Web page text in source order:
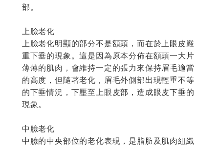
部。
上臉老化
上臉老化明顯的部分不是額頭，而在於上眼皮嚴
重下垂的現象。這是因為原本分佈在額頭一大片
薄薄的肌肉，會維持一定的張力來保持眉毛適當
的高度，但隨著老化，眉毛外側部出現輕重不等
的下垂情況，下壓至上眼皮部，造成眼皮下垂的
現象。
中臉老化
中臉的中央部位的老化表現，是脂肪及肌肉組織